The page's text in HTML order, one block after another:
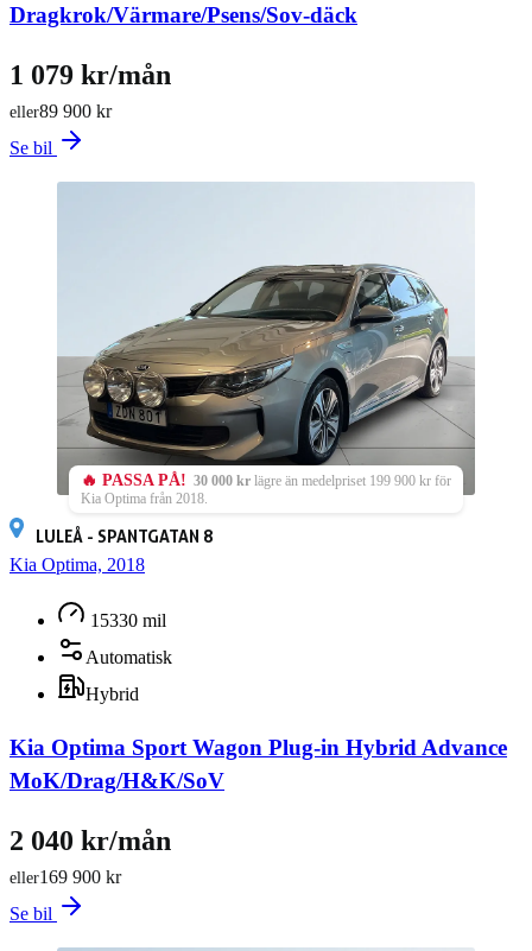
Dragkrok/Värmare/Psens/Sov-däck
89 900 kr
eller
1 079 kr/mån
Se bil
🔥 PASSA PÅ! 30 000 kr lägre än medelpriset 199 900 kr för
Kia Optima från 2018.
LULEÅ - SPANTGATAN 8
Kia Optima, 2018
15330 mil
Automatisk
Hybrid
Kia Optima Sport Wagon Plug-in Hybrid Advance
MoK/Drag/H&K/SoV
169 900 kr
eller
2 040 kr/mån
Se bil